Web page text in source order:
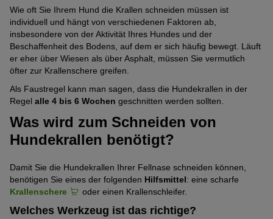
Wie oft Sie Ihrem Hund die Krallen schneiden müssen ist
individuell und hängt von verschiedenen Faktoren ab,
insbesondere von der Aktivität Ihres Hundes und der
Beschaffenheit des Bodens, auf dem er sich häufig bewegt. Läuft
er eher über Wiesen als über Asphalt, müssen Sie vermutlich
öfter zur Krallenschere greifen.
Als Faustregel kann man sagen, dass die Hundekrallen in der
Regel alle 4 bis 6 Wochen geschnitten werden sollten.
Was wird zum Schneiden von
Hundekrallen benötigt?
Damit Sie die Hundekrallen Ihrer Fellnase schneiden können,
benötigen Sie eines der folgenden Hilfsmittel: eine scharfe
Krallenschere
oder einen Krallenschleifer.
Welches Werkzeug ist das richtige?